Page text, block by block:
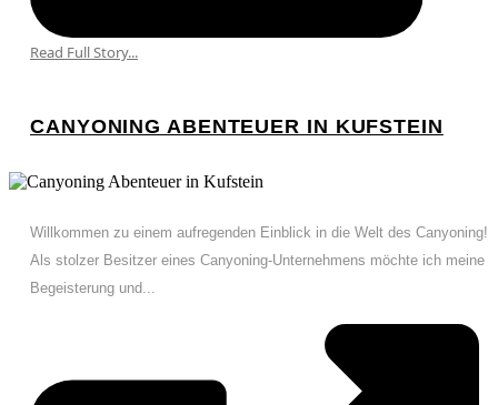
Read Full Story...
CANYONING ABENTEUER IN KUFSTEIN
Willkommen zu einem aufregenden Einblick in die Welt des Canyoning!
Als stolzer Besitzer eines Canyoning-Unternehmens möchte ich meine
Begeisterung und...